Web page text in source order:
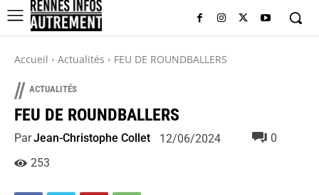
Accueil Actualités FEU DE ROUNDBALLERS
// ACTUALITÉS
FEU DE ROUNDBALLERS
ParJean-Christophe Collet 12/06/2024
0
253